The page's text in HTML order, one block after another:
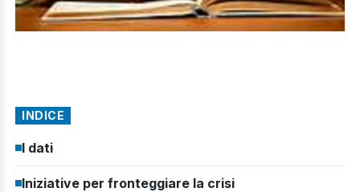
INDICE
I dati
Iniziative per fronteggiare la crisi